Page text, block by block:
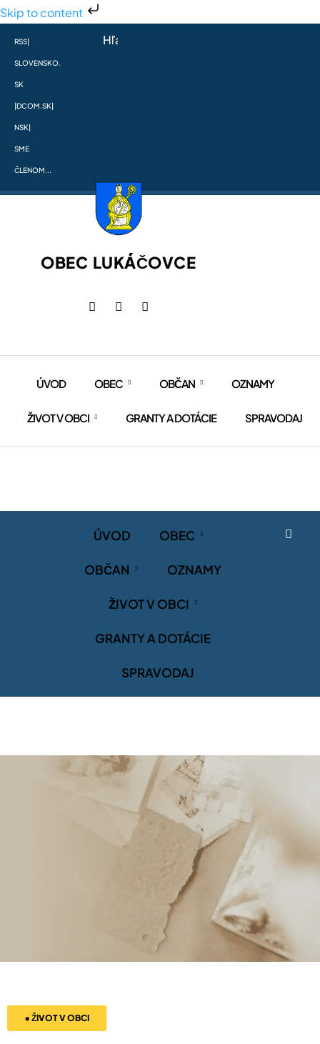
Skip to content
RSS|
SLOVENSKO.
SK
|DCOM.SK|
NSK|
SME
ČLENOM...
OBEC LUKÁČOVCE
ÚVOD OBEC OBČAN OZNAMY
ŽIVOT V OBCI GRANTY A DOTÁCIE SPRAVODAJ
ÚVOD OBEC
OBČAN OZNAMY
ŽIVOT V OBCI
GRANTY A DOTÁCIE
SPRAVODAJ
• ŽIVOT V OBCI